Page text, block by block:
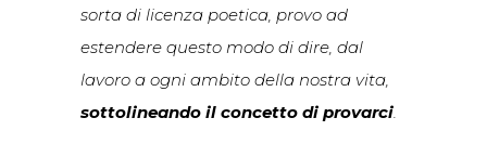
sorta di licenza poetica, provo ad
estendere questo modo di dire, dal
lavoro a ogni ambito della nostra vita,
sottolineando il concetto di provarci.